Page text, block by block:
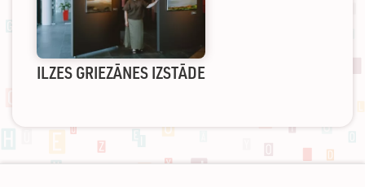
ILZES GRIEZĀNES IZSTĀDE